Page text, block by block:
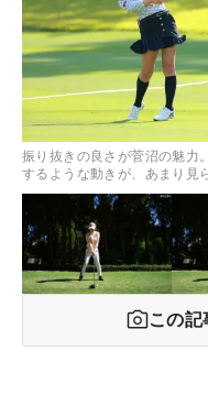
振り抜きの良さが菅沼の魅力
するような動きが、あまり見
この記